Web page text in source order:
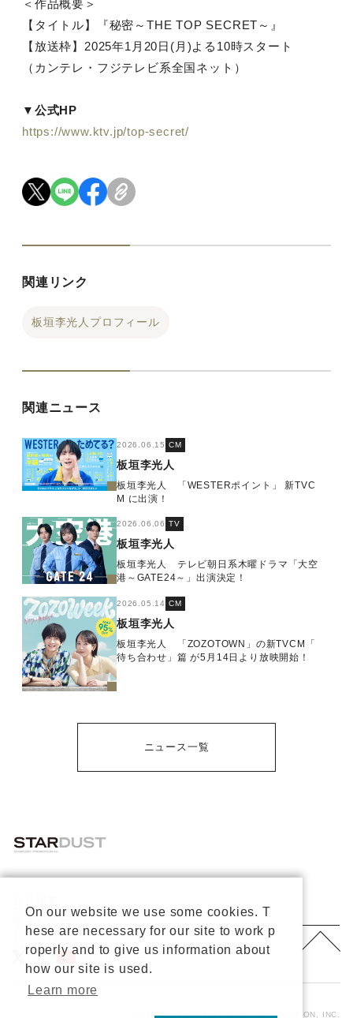
＜作品概要＞
【タイトル】『秘密～THE TOP SECRET～』
【放送枠】2025年1月20日(月)よる10時スタート
（カンテレ・フジテレビ系全国ネット）
▼公式HP
https://www.ktv.jp/top-secret/
関連リンク
板垣李光人プロフィール
関連ニュース
2026.06.15 CM
板垣李光人
板垣李光人 「WESTERポイント」 新TVC
M に出演！
2026.06.06 TV
板垣李光人
板垣李光人 テレビ朝日系木曜ドラマ「大空
港～GATE24～」出演決定！
2026.05.14 CM
板垣李光人
板垣李光人 「ZOZOTOWN」の新TVCM「
待ち合わせ」篇 が5月14日より放映開始！
ニュース一覧
プライバシーポリシー
お問い合わせ
About Us
公式X
公式Youtube
Copyright © 2026 STARDUST PROMOTION, INC.
On our website we use some cookies. T
hese are necessary for our site to work p
roperly and to give us information about
how our site is used.
Learn more